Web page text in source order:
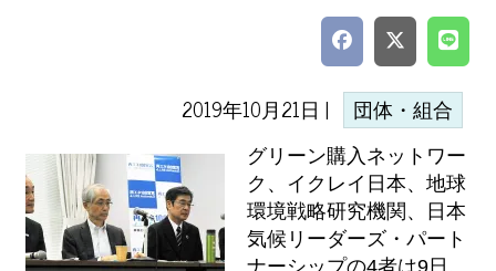
2019年10月21日 | 団体・組合
グリーン購入ネットワー
ク、イクレイ日本、地球
環境戦略研究機関、日本
気候リーダーズ・パート
ナーシップの4者は9日、